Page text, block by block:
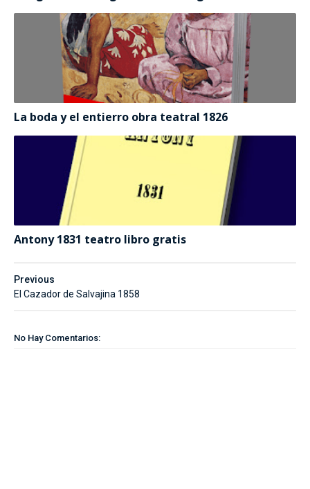
La boda y el entierro obra teatral 1826
Antony 1831 teatro libro gratis
Previous
El Cazador de Salvajina 1858
No Hay Comentarios: